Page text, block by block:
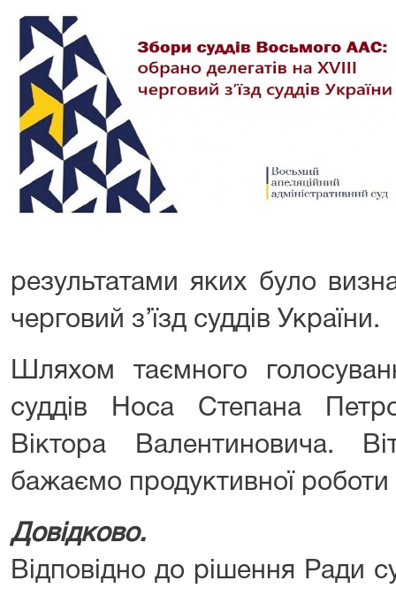
результатами яких було
черговий з’їзд суддів України.
Шляхом таємного
суддів Носа Степана
Віктора Валентиновича.
бажаємо продуктивної роботи
Довідково.
Відповідно до рішення Ради